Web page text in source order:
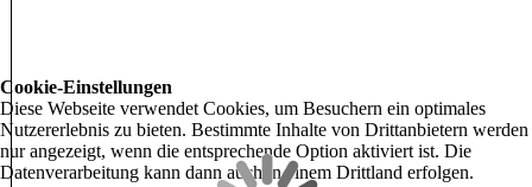
Cookie-Einstellungen
Diese Webseite verwendet Cookies, um Besuchern ein optimales
Nutzererlebnis zu bieten. Bestimmte Inhalte von Drittanbietern werden
nur angezeigt, wenn die entsprechende Option aktiviert ist. Die
Datenverarbeitung kann dann auch in einem Drittland erfolgen.